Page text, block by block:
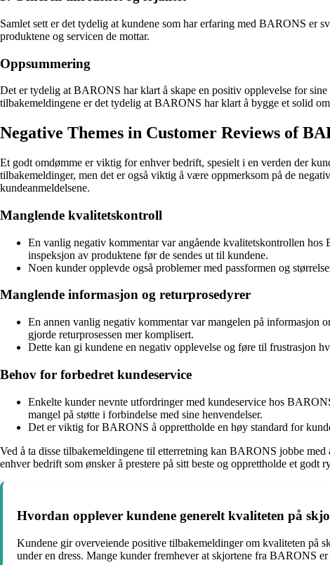
Samlet sett er det tydelig at kundene som har erfaring med BARONS er
produktene og servicen de mottar.
Oppsummering
Det er tydelig at BARONS har klart å skape en positiv opplevelse for
tilbakemeldingene er det tydelig at BARONS har klart å bygge et solid
Negative Themes in Customer Reviews of
Et godt omdømme er viktig for enhver bedrift, spesielt i en verden der
tilbakemeldinger, men det er også viktig å være oppmerksom på de
kundeanmeldelsene.
Manglende kvalitetskontroll
En vanlig negativ kommentar var angående kvalitetskontrollen
inspeksjon av produktene før de sendes ut til kundene.
Noen kunder opplevde også problemer med passformen og
Manglende informasjon og returprosedyrer
En annen vanlig negativ kommentar var mangelen på informasjon
gjorde returprosessen mer komplisert.
Dette kan gi kundene en negativ opplevelse og føre til frustrasjon
Behov for forbedret kundeservice
Enkelte kunder nevnte utfordringer med kundeservice hos
mangel på støtte i forbindelse med sine henvendelser.
Det er viktig for BARONS å opprettholde en høy standard for
Ved å ta disse tilbakemeldingene til etterretning kan BARONS jobbe
enhver bedrift som ønsker å prestere på sitt beste og opprettholde et godt
Hvordan opplever kundene generelt kvaliteten på
Kundene gir overveiende positive tilbakemeldinger om kvaliteten på
under en dress. Mange kunder fremhever at skjortene fra BARONS